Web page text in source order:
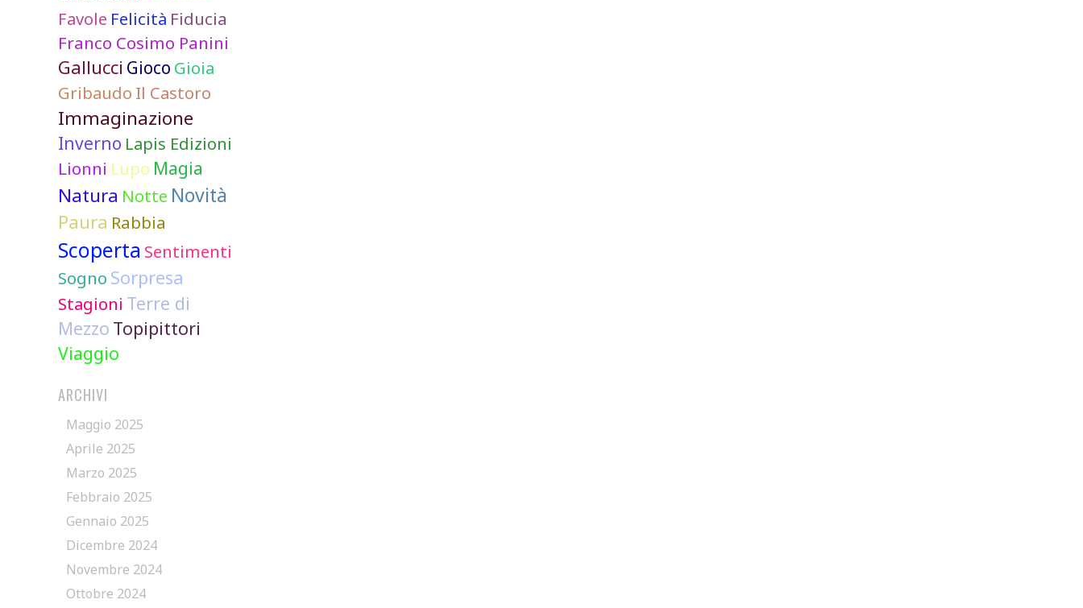
Favole Felicità Fiducia
Franco Cosimo Panini
Gallucci Gioco Gioia
Gribaudo Il Castoro
Immaginazione
Inverno Lapis Edizioni
Lionni Lupo Magia
Natura Notte Novità
Paura Rabbia
Scoperta Sentimenti
Sogno Sorpresa
Stagioni Terre di
Mezzo Topipittori
Viaggio
ARCHIVI
Maggio 2025
Aprile 2025
Marzo 2025
Febbraio 2025
Gennaio 2025
Dicembre 2024
Novembre 2024
Ottobre 2024